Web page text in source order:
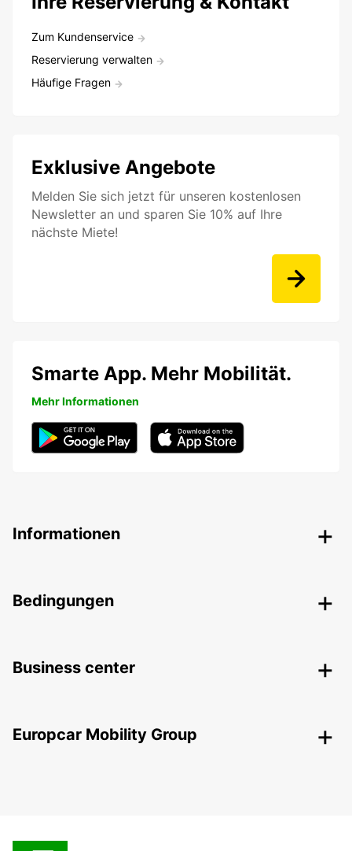
Zum Kundenservice
Reservierung verwalten
Häufige Fragen
Exklusive Angebote
Melden Sie sich jetzt für unseren kostenlosen
Newsletter an und sparen Sie 10% auf Ihre
nächste Miete!
Smarte App. Mehr Mobilität.
Mehr Informationen
Informationen
Bedingungen
Business center
Europcar Mobility Group